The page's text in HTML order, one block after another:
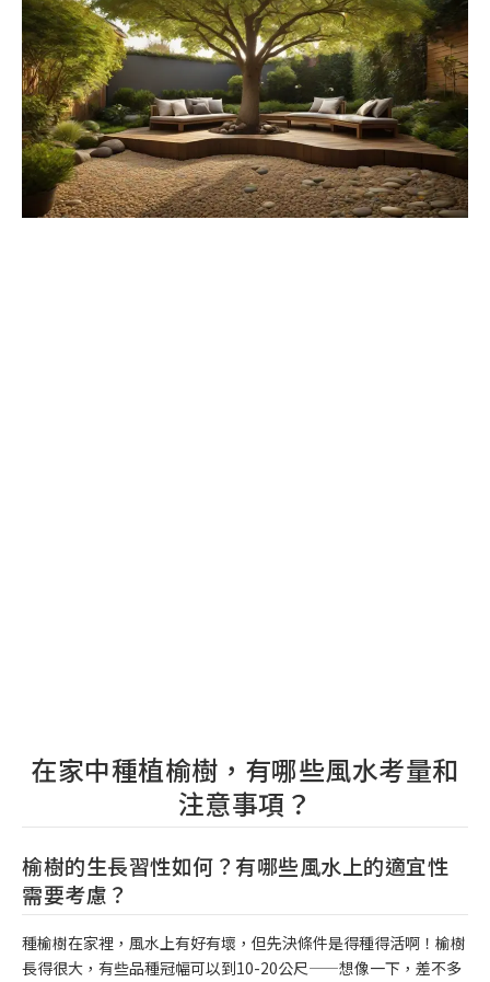
在家中種植榆樹，有哪些風水考量和
注意事項？
榆樹的生長習性如何？有哪些風水上的適宜性
需要考慮？
種榆樹在家裡，風水上有好有壞，但先決條件是得種得活啊！榆樹
長得很大，有些品種冠幅可以到10-20公尺——想像一下，差不多